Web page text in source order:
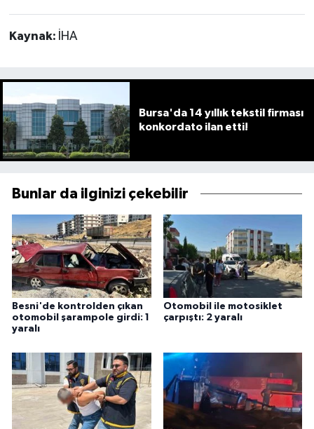
Kaynak: İHA
Bursa'da 14 yıllık tekstil firması
konkordato ilan etti!
Bunlar da ilginizi çekebilir
Besni'de kontrolden çıkan
otomobil şarampole girdi: 1
yaralı
Otomobil ile motosiklet
çarpıştı: 2 yaralı